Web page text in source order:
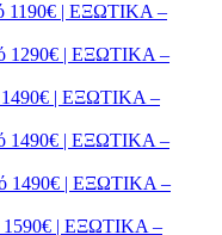
1190€ | ΕΞΩΤΙΚΑ –
1290€ | ΕΞΩΤΙΚΑ –
1490€ | ΕΞΩΤΙΚΑ –
1490€ | ΕΞΩΤΙΚΑ –
1490€ | ΕΞΩΤΙΚΑ –
1590€ | ΕΞΩΤΙΚΑ –